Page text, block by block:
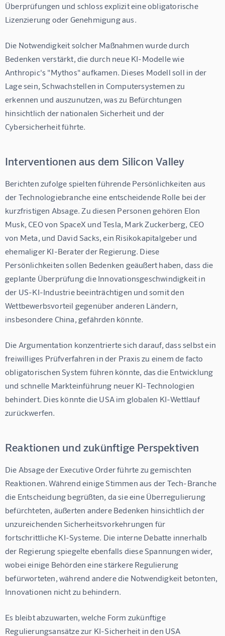
Überprüfungen und schloss explizit eine obligatorische
Lizenzierung oder Genehmigung aus.
Die Notwendigkeit solcher Maßnahmen wurde durch
Bedenken verstärkt, die durch neue KI-Modelle wie
Anthropic's "Mythos" aufkamen. Dieses Modell soll in der
Lage sein, Schwachstellen in Computersystemen zu
erkennen und auszunutzen, was zu Befürchtungen
hinsichtlich der nationalen Sicherheit und der
Cybersicherheit führte.
Interventionen aus dem Silicon Valley
Berichten zufolge spielten führende Persönlichkeiten aus
der Technologiebranche eine entscheidende Rolle bei der
kurzfristigen Absage. Zu diesen Personen gehören Elon
Musk, CEO von SpaceX und Tesla, Mark Zuckerberg, CEO
von Meta, und David Sacks, ein Risikokapitalgeber und
ehemaliger KI-Berater der Regierung. Diese
Persönlichkeiten sollen Bedenken geäußert haben, dass die
geplante Überprüfung die Innovationsgeschwindigkeit in
der US-KI-Industrie beeinträchtigen und somit den
Wettbewerbsvorteil gegenüber anderen Ländern,
insbesondere China, gefährden könnte.
Die Argumentation konzentrierte sich darauf, dass selbst ein
freiwilliges Prüfverfahren in der Praxis zu einem de facto
obligatorischen System führen könnte, das die Entwicklung
und schnelle Markteinführung neuer KI-Technologien
behindert. Dies könnte die USA im globalen KI-Wettlauf
zurückwerfen.
Reaktionen und zukünftige Perspektiven
Die Absage der Executive Order führte zu gemischten
Reaktionen. Während einige Stimmen aus der Tech-Branche
die Entscheidung begrüßten, da sie eine Überregulierung
befürchteten, äußerten andere Bedenken hinsichtlich der
unzureichenden Sicherheitsvorkehrungen für
fortschrittliche KI-Systeme. Die interne Debatte innerhalb
der Regierung spiegelte ebenfalls diese Spannungen wider,
wobei einige Behörden eine stärkere Regulierung
befürworteten, während andere die Notwendigkeit betonten,
Innovationen nicht zu behindern.
Es bleibt abzuwarten, welche Form zukünftige
Regulierungsansätze zur KI-Sicherheit in den USA